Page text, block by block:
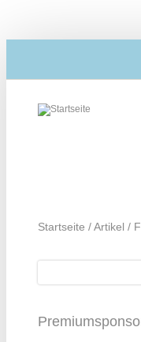
Startseite /Artikel /
Suche